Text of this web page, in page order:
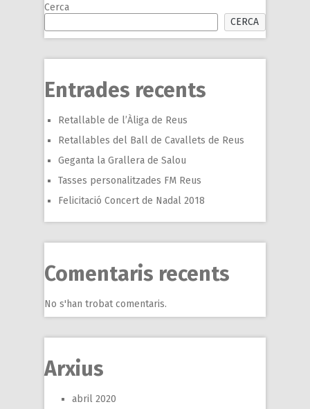
Cerca
CERCA
Entrades recents
Retallable de l’Àliga de Reus
Retallables del Ball de Cavallets de Reus
Geganta la Grallera de Salou
Tasses personalitzades FM Reus
Felicitació Concert de Nadal 2018
Comentaris recents
No s'han trobat comentaris.
Arxius
abril 2020